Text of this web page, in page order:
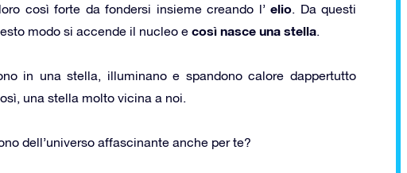
così forte da fondersi insieme creando l’elio. Da questi
modo si accende il nucleo e così nasce una stella.
in una stella, illuminano e spandono calore dappertutto
una stella molto vicina a noi.
dell’universo affascinante anche per te?